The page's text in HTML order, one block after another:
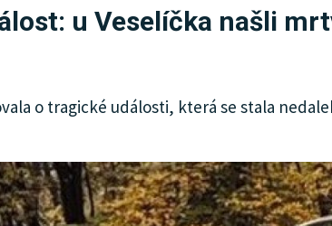
u Veselíčka našli
o tragické události, která se stala